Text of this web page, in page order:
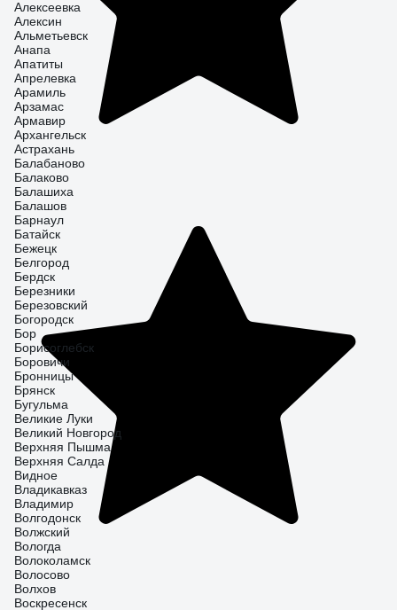
Алексеевка
Алексин
Альметьевск
Анапа
Апатиты
Апрелевка
Арамиль
Арзамас
Армавир
Архангельск
Астрахань
Балабаново
Балаково
Балашиха
Балашов
Барнаул
Батайск
Бежецк
Белгород
Бердск
Березники
Березовский
Богородск
Бор
Борисоглебск
Боровичи
Бронницы
Брянск
Бугульма
Великие Луки
Великий Новгород
Верхняя Пышма
Верхняя Салда
Видное
Владикавказ
Владимир
Волгодонск
Волжский
Вологда
Волоколамск
Волосово
Волхов
Воскресенск